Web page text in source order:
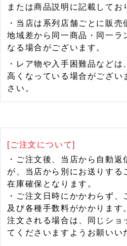
または商品説明に記載してお
・当店は系列店舗ごとに販売
地域差から同一商品・同一ラ
なる場合がございます。
・レア物や入手困難品など
高くなっている場合がござい
さい。
[ご注文について]
・ご注文後、当店から自動返
が、当店から別にお送りする
在庫確保となります。
・ご注文日時にかかわらず
及び各種手数料がかかります
注文される場合は、同じショ
てくださいますようお願いい